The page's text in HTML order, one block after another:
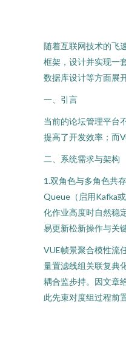
随着互联网技术的飞
框架，设计并实现一
数据库设计等方面展
一、引言
当前的论坛管理平台
提高了开发效率；而
二、系统需求与架构
1.双角色与多角色共
Queue（启用Kafka
化作业高度时自然稳
易更新松新操作与关
VUE帧景聚合模性流
量置滤线组关联复典
耦合监步持。因文章
此先束对度组过程前